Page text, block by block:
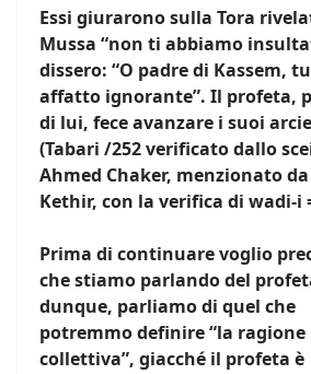
Essi giurarono sulla Tora
Mussa “non ti abbiamo
dissero: “O padre di Kassem,
affatto ignorante”. Il profeta,
di lui, fece avanzare i suoi
(Tabari /252 verificato dallo
Ahmed Chaker, menzionato
Kethir, con la verifica di wadi-i
Prima di continuare voglio
che stiamo parlando del
dunque, parliamo di quel che
potremmo definire “la ragione
collettiva”, giacché il profeta è